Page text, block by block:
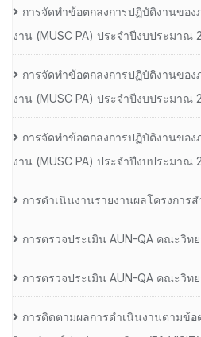
การจัดทำข้อตกลงการปฏิบัติงานขอ
งาน (MUSC PA) ประจำปีงบประมาณ
การจัดทำข้อตกลงการปฏิบัติงานขอ
งาน (MUSC PA) ประจำปีงบประมาณ
การจัดทำข้อตกลงการปฏิบัติงานขอ
งาน (MUSC PA) ประจำปีงบประมาณ
การดำเนินงานรายงานผลโครงการ
การตรวจประเมิน AUN-QA คณะวิ
การตรวจประเมิน AUN-QA คณะวิ
การติดตามผลการดำเนินงานตามข้